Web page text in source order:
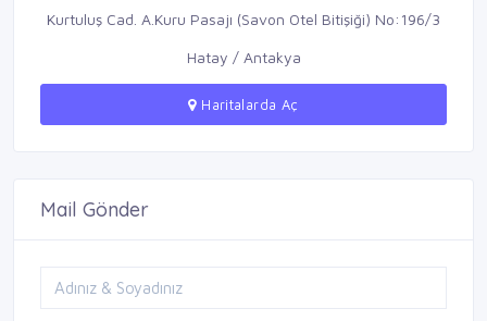
Kurtuluş Cad. A.Kuru Pasajı (Savon Otel Bitişiği) No:196/3
Hatay / Antakya
Haritalarda Aç
Mail Gönder